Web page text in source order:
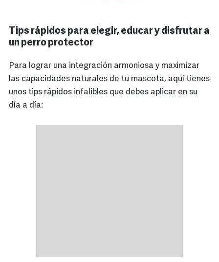
Tips rápidos para elegir, educar y disfrutar a
un perro protector
Para lograr una integración armoniosa y maximizar
las capacidades naturales de tu mascota, aquí tienes
unos tips rápidos infalibles que debes aplicar en su
día a día: